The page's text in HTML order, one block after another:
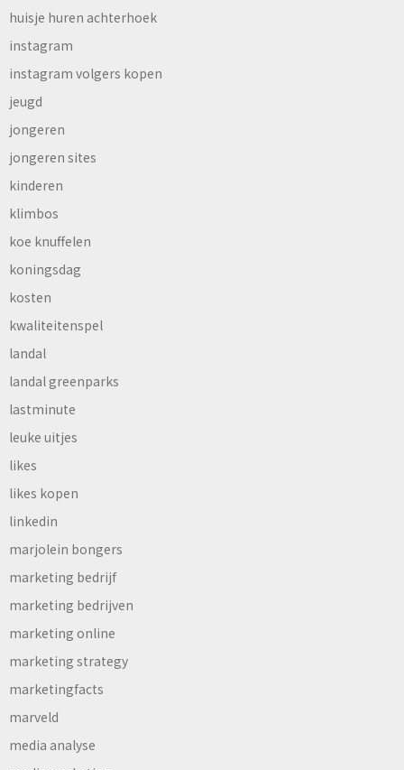
huisje huren achterhoek
instagram
instagram volgers kopen
jeugd
jongeren
jongeren sites
kinderen
klimbos
koe knuffelen
koningsdag
kosten
kwaliteitenspel
landal
landal greenparks
lastminute
leuke uitjes
likes
likes kopen
linkedin
marjolein bongers
marketing bedrijf
marketing bedrijven
marketing online
marketing strategy
marketingfacts
marveld
media analyse